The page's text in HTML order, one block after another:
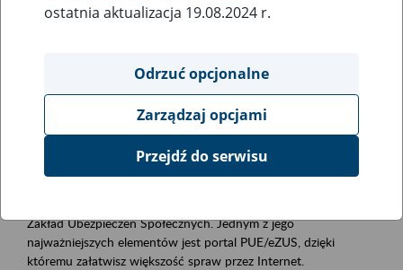
Szkolenia
Obszar merytoryczny
obsługa klientów
Opis wydarzenia
Platforma Usług Elektronicznych ZUS eZUS
Zakład Ubezpieczeń Społecznych. Jednym z jego
najważniejszych elementów jest portal PUE/eZUS, dzięki
któremu załatwisz większość spraw przez Internet.
ostatnia aktualizacja 19.08.2024 r.
Odrzuć opcjonalne
Zarządzaj opcjami
Przejdź do serwisu